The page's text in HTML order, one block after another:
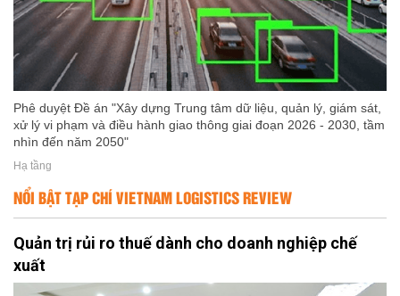
Phê duyệt Đề án "Xây dựng Trung tâm dữ liệu, quản lý, giám sát,
xử lý vi phạm và điều hành giao thông giai đoạn 2026 - 2030, tầm
nhìn đến năm 2050"
Hạ tầng
NỔI BẬT TẠP CHÍ VIETNAM LOGISTICS REVIEW
Quản trị rủi ro thuế dành cho doanh nghiệp chế
xuất